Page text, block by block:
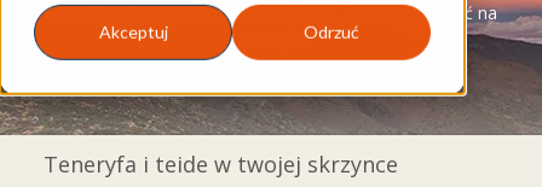
Akceptuj Odrzuć
Blog, na którym znajdziesz wszystko, co możesz robić na
Teneryfie
Teneryfa i teide w twojej skrzynce